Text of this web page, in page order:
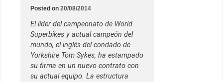
Posted on 20/08/2014
El líder del campeonato de World
Superbikes y actual campeón del
mundo, el inglés del condado de
Yorkshire Tom Sykes, ha estampado
su firma en un nuevo contrato con
su actual equipo. La estructura